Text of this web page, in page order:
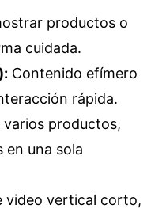
productos o
cuidada.
Contenido efímero
rápida.
varios productos,
en una sola
video vertical corto,